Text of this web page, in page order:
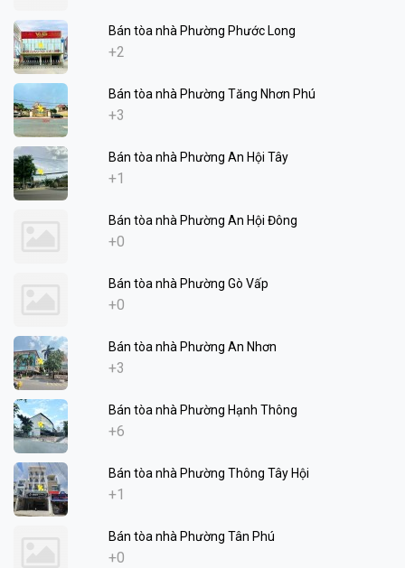
Bán tòa nhà Phường Phước Long
+2
Bán tòa nhà Phường Tăng Nhơn Phú
+3
Bán tòa nhà Phường An Hội Tây
+1
Bán tòa nhà Phường An Hội Đông
+0
Bán tòa nhà Phường Gò Vấp
+0
Bán tòa nhà Phường An Nhơn
+3
Bán tòa nhà Phường Hạnh Thông
+6
Bán tòa nhà Phường Thông Tây Hội
+1
Bán tòa nhà Phường Tân Phú
+0